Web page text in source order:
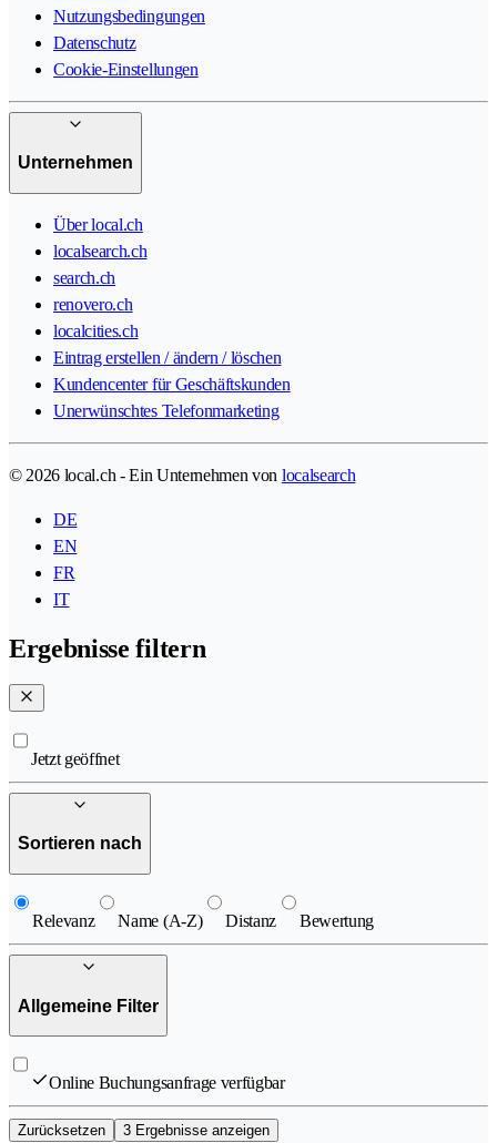
Nutzungsbedingungen
Datenschutz
Cookie-Einstellungen
Unternehmen
Über local.ch
localsearch.ch
search.ch
renovero.ch
localcities.ch
Eintrag erstellen / ändern / löschen
Kundencenter für Geschäftskunden
Unerwünschtes Telefonmarketing
© 2026 local.ch - Ein Unternehmen von localsearch
DE
EN
FR
IT
Ergebnisse filtern
Jetzt geöffnet
Sortieren nach
Relevanz Name (A-Z) Distanz Bewertung
Allgemeine Filter
Online Buchungsanfrage verfügbar
Zurücksetzen 3 Ergebnisse anzeigen